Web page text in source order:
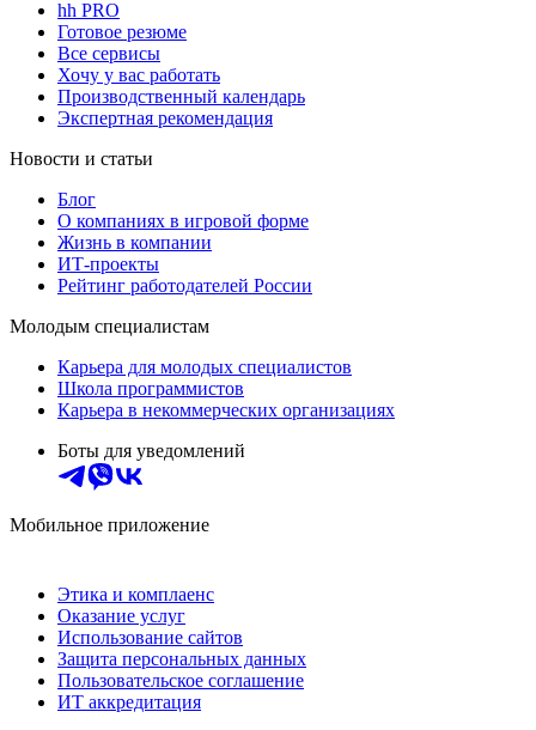
hh PRO
Готовое резюме
Все сервисы
Хочу у вас работать
Производственный календарь
Экспертная рекомендация
Новости и статьи
Блог
О компаниях в игровой форме
Жизнь в компании
ИТ-проекты
Рейтинг работодателей России
Молодым специалистам
Карьера для молодых специалистов
Школа программистов
Карьера в некоммерческих организациях
Боты для уведомлений
Мобильное приложение
Этика и комплаенс
Оказание услуг
Использование сайтов
Защита персональных данных
Пользовательское соглашение
ИТ аккредитация